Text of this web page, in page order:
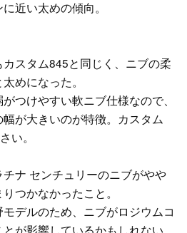
近い太めの傾向。
スタム845と同じく、ニブの柔
めになった。
つけやすい軟ニブ仕様なので、
が大きいのが特徴。カスタム
い。
ナ センチュリーのニブがやや
つかなかったこと。
デルのため、ニブがロジウムコ
が影響しているかもしれない。